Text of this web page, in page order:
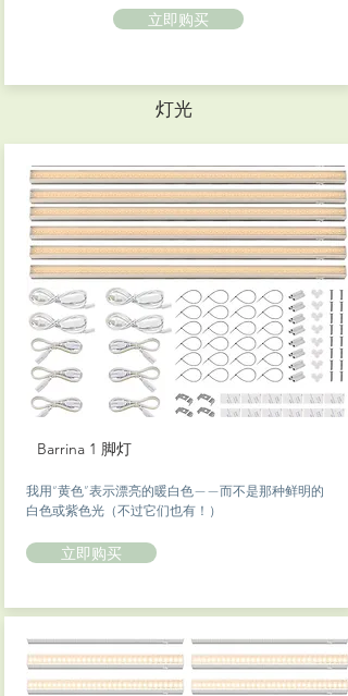
立即购买
灯光
Barrina 1 脚灯
我用“黄色”表示漂亮的暖白色——而不是那种鲜明的
白色或紫色光（不过它们也有！）
立即购买